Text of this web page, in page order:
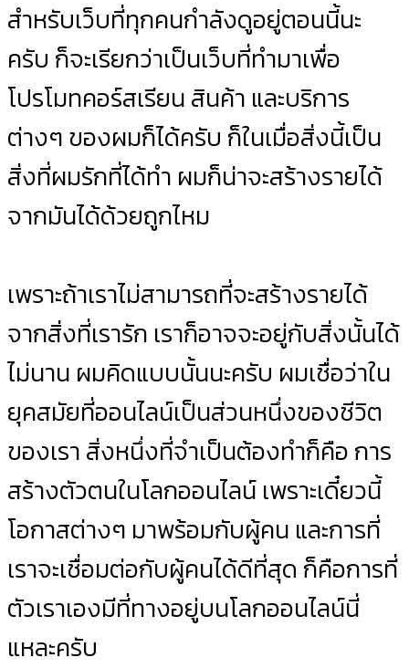
สำหรับเว็บที่ทุกคนกำลังดูอยู่ตอนนี้นะ
ครับ ก็จะเรียกว่าเป็นเว็บที่ทำมาเพื่อ
โปรโมทคอร์สเรียน สินค้า และบริการ
ต่างๆ ของผมก็ได้ครับ ก็ในเมื่อสิ่งนี้เป็น
สิ่งที่ผมรักที่ได้ทำ ผมก็น่าจะสร้างรายได้
จากมันได้ด้วยถูกไหม
เพราะถ้าเราไม่สามารถที่จะสร้างรายได้
จากสิ่งที่เรารัก เราก็อาจจะอยู่กับสิ่งนั้นได้
ไม่นาน ผมคิดแบบนั้นนะครับ ผมเชื่อว่าใน
ยุคสมัยที่ออนไลน์เป็นส่วนหนึ่งของชีวิต
ของเรา สิ่งหนึ่งที่จำเป็นต้องทำก็คือ การ
สร้างตัวตนในโลกออนไลน์ เพราะเดี๋ยวนี้
โอกาสต่างๆ มาพร้อมกับผู้คน และการที่
เราจะเชื่อมต่อกับผู้คนได้ดีที่สุด ก็คือการที่
ตัวเราเองมีที่ทางอยู่บนโลกออนไลน์นี่
แหละครับ